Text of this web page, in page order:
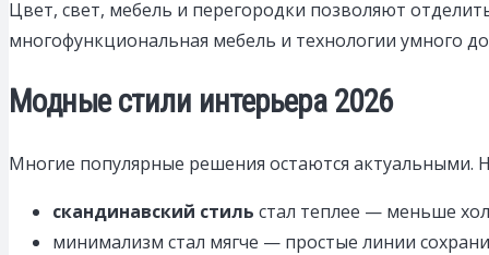
Цвет, свет, мебель и перегородки позволяют
многофункциональная мебель и технологии умного
Модные стили интерьера2026
Многие популярные решения остаются актуальными.
скандинавский стиль стал теплее — меньше
минимализм стал мягче — простые линии